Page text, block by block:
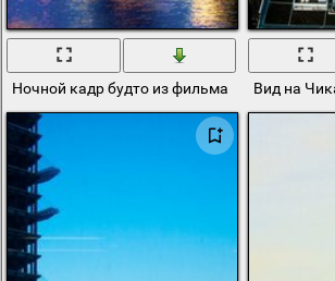
Ночной кадр будто из фильма Вид на